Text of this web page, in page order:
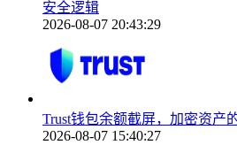
安全逻辑
2026-08-07 20:43:29
Trust钱包余额截屏，加密资产
2026-08-07 15:40:27